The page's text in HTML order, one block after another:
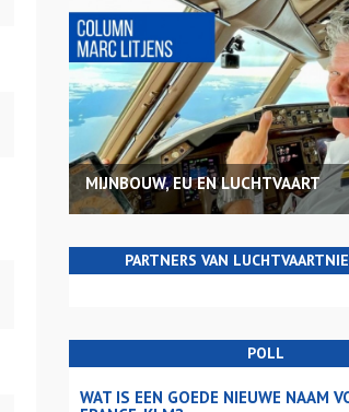
MIJNBOUW, EU EN LUCHTVAART
PARTNERS VAN
POLL
WAT IS EEN GOEDE NIEUWE NAAM